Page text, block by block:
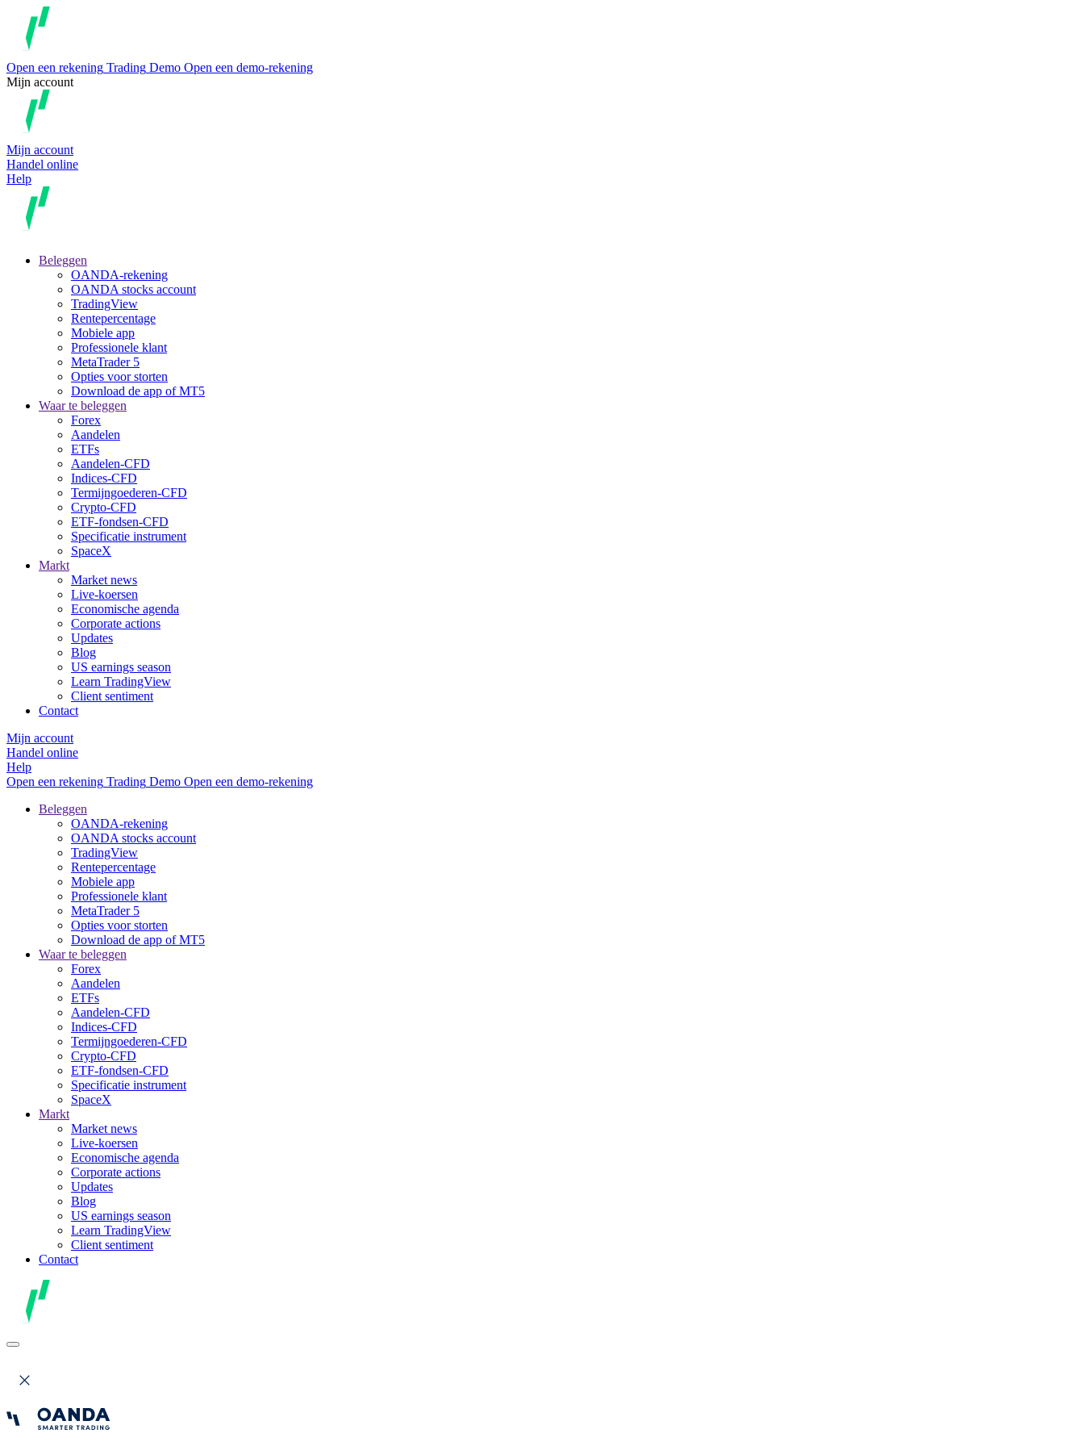
Open een rekening Trading Demo Open een demo-rekening
Mijn account
Mijn account
Handel online
Help
Beleggen
OANDA-rekening
OANDA stocks account
TradingView
Rentepercentage
Mobiele app
Professionele klant
MetaTrader 5
Opties voor storten
Download de app of MT5
Waar te beleggen
Forex
Aandelen
ETFs
Aandelen-CFD
Indices-CFD
Termijngoederen-CFD
Crypto-CFD
ETF-fondsen-CFD
Specificatie instrument
SpaceX
Markt
Market news
Live-koersen
Economische agenda
Corporate actions
Updates
Blog
US earnings season
Learn TradingView
Client sentiment
Contact
Mijn account
Handel online
Help
Open een rekening Trading Demo Open een demo-rekening
Beleggen
OANDA-rekening
OANDA stocks account
TradingView
Rentepercentage
Mobiele app
Professionele klant
MetaTrader 5
Opties voor storten
Download de app of MT5
Waar te beleggen
Forex
Aandelen
ETFs
Aandelen-CFD
Indices-CFD
Termijngoederen-CFD
Crypto-CFD
ETF-fondsen-CFD
Specificatie instrument
SpaceX
Markt
Market news
Live-koersen
Economische agenda
Corporate actions
Updates
Blog
US earnings season
Learn TradingView
Client sentiment
Contact